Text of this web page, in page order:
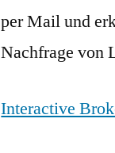
per Mail und
Nachfrage von
Interactive